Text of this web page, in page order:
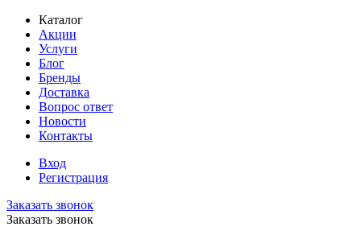
Каталог
Акции
Услуги
Блог
Бренды
Доставка
Вопрос ответ
Новости
Контакты
Вход
Регистрация
Заказать звонок
Заказать звонок